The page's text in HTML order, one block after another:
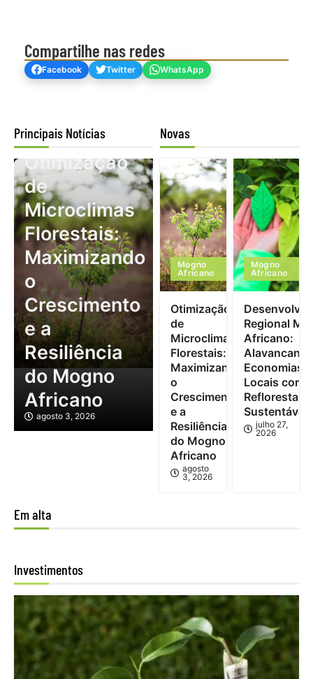
Compartilhe nas redes
Facebook Twitter WhatsApp
Principais Notícias
Mogno Africano
Otimização
de
Microclimas
Florestais:
Maximizando
o
Crescimento
e a
Resiliência
do Mogno
Africano
agosto 3, 2026
Novas
Mogno
Africano
Otimização
de
Microclimas
Florestais:
Maximizando
o
Crescimento
e a
Resiliência
do Mogno
Africano
agosto
3, 2026
Mogno
Africano
Regional
Africano:
Economias
Locais com
Sustentável
julho 27,
2026
Em alta
Investimentos